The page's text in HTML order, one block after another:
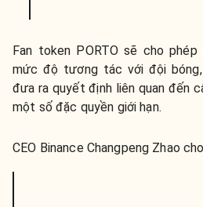
Fan token PORTO sẽ cho
mức độ tương tác với đội
đưa ra quyết định liên quan đến
một số đặc quyền giới hạn.
CEO Binance Changpeng Zhao